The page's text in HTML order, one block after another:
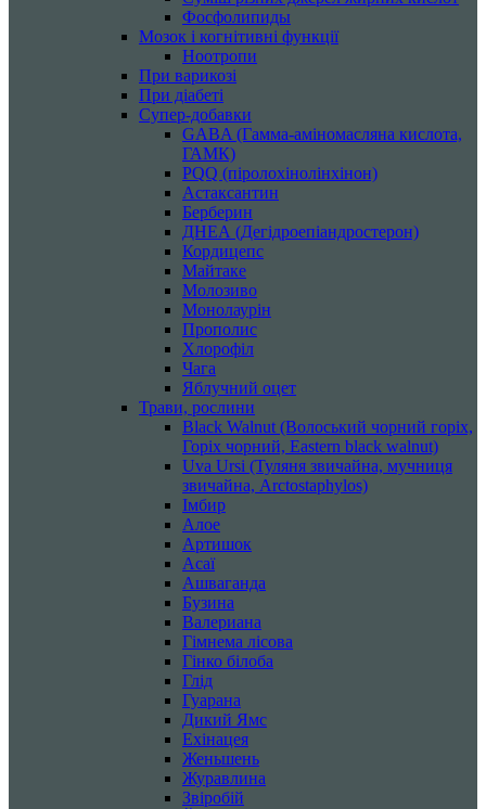
Фосфолипиды
Мозок і когнітивні функції
Ноотропи
При варикозі
При діабеті
Супер-добавки
GABA (Гамма-аміномасляна кислота,
ГАМК)
PQQ (піролохінолінхінон)
Астаксантин
Берберин
ДНЕА (Дегідроепіандростерон)
Кордицепс
Майтаке
Молозиво
Монолаурін
Прополис
Хлорофіл
Чага
Яблучний оцет
Трави, рослини
Black Walnut (Волоський чорний горіх,
Горіх чорний, Eastern black walnut)
Uva Ursi (Туляня звичайна, мучниця
звичайна, Arctostaphylos)
Імбир
Алое
Артишок
Асаї
Ашваганда
Бузина
Валериана
Гімнема лісова
Гінко білоба
Глід
Гуарана
Дикий Ямс
Ехінацея
Женьшень
Журавлина
Звіробій